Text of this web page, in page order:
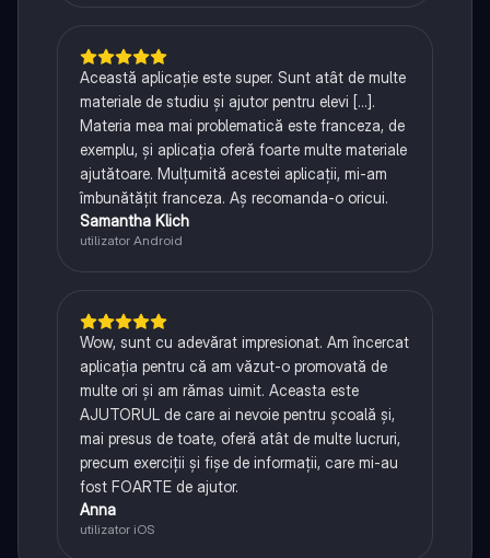
Această aplicație este super. Sunt atât de multe
materiale de studiu și ajutor pentru elevi [...].
Materia mea mai problematică este franceza, de
exemplu, și aplicația oferă foarte multe materiale
ajutătoare. Mulțumită acestei aplicații, mi-am
îmbunătățit franceza. Aș recomanda-o oricui.
Samantha Klich
utilizator Android
Wow, sunt cu adevărat impresionat. Am încercat
aplicația pentru că am văzut-o promovată de
multe ori și am rămas uimit. Aceasta este
AJUTORUL de care ai nevoie pentru școală și,
mai presus de toate, oferă atât de multe lucruri,
precum exerciții și fișe de informații, care mi-au
fost FOARTE de ajutor.
Anna
utilizator iOS